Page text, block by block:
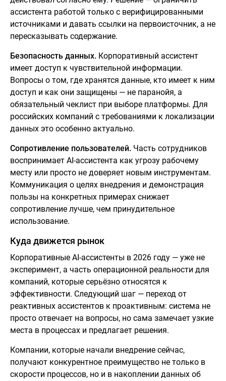
ассистента работой только с верифицированными
источниками и давать ссылки на первоисточник, а не
пересказывать содержание.
Безопасность данных. Корпоративный ассистент
имеет доступ к чувствительной информации.
Вопросы о том, где хранятся данные, кто имеет к ним
доступ и как они защищены — не паранойя, а
обязательный чеклист при выборе платформы. Для
российских компаний с требованиями к локализации
данных это особенно актуально.
Сопротивление пользователей. Часть сотрудников
воспринимает AI-ассистента как угрозу рабочему
месту или просто не доверяет новым инструментам.
Коммуникация о целях внедрения и демонстрация
пользы на конкретных примерах снижает
сопротивление лучше, чем принудительное
использование.
Куда движется рынок
Корпоративные AI-ассистенты в 2026 году — уже не
эксперимент, а часть операционной реальности для
компаний, которые серьёзно относятся к
эффективности. Следующий шаг — переход от
реактивных ассистентов к проактивным: система не
просто отвечает на вопросы, но сама замечает узкие
места в процессах и предлагает решения.
Компании, которые начали внедрение сейчас,
получают конкурентное преимущество не только в
скорости процессов, но и в накоплении данных об